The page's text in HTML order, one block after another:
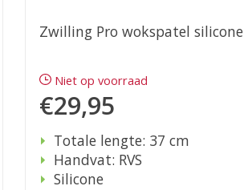
Zwilling Pro wokspatel silicone
Niet op voorraad
€29,95
Totale lengte: 37 cm
Handvat: RVS
Silicone